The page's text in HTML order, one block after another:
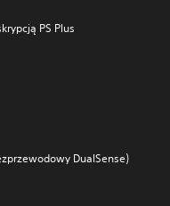
PS Plus
DualSense)